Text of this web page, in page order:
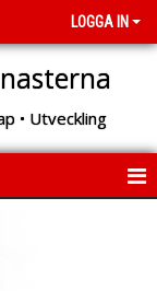
LOGGA IN
• Utveckling